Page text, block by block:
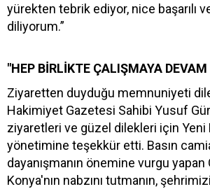
yürekten tebrik ediyor, nice başarılı
diliyorum.”
"HEP BİRLİKTE ÇALIŞMAYA DEVAM
Ziyaretten duyduğu memnuniyeti
Hakimiyet Gazetesi Sahibi Yusuf
ziyaretleri ve güzel dilekleri için
yönetimine teşekkür etti. Basın
dayanışmanın önemine vurgu yapan
Konya'nın nabzını tutmanın,